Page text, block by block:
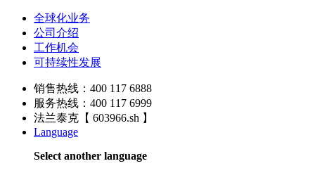
全球化业务
公司介绍
工作机会
可持续性发展
销售热线：400 117 6888
服务热线：400 117 6999
法兰泰克【 603966.sh 】
Language
Select another language